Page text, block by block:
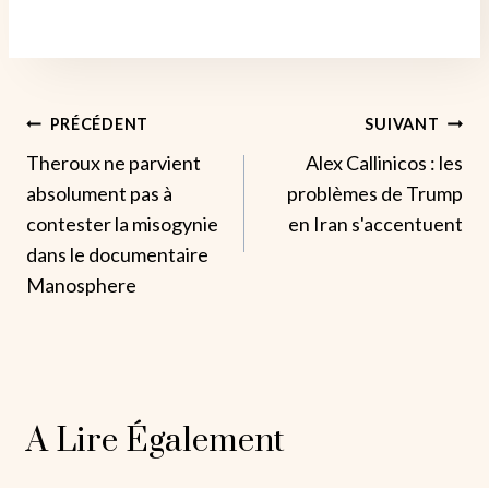
Navigation
De
L’article
PRÉCÉDENT
Theroux ne parvient
absolument pas à
contester la misogynie
dans le documentaire
Manosphere
SUIVANT
Alex Callinicos : les
problèmes de Trump
en Iran s'accentuent
A Lire Également